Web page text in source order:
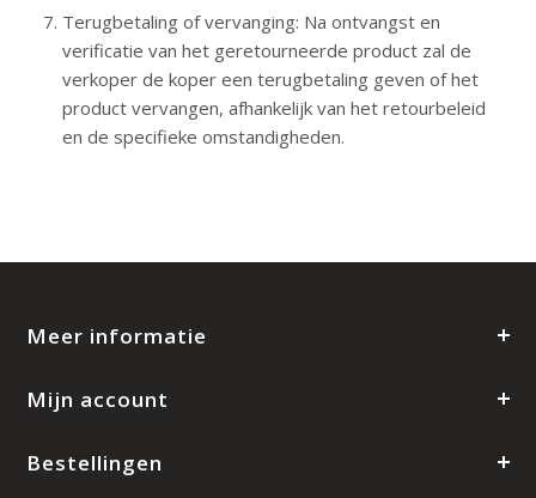
Terugbetaling of vervanging: Na ontvangst en
verificatie van het geretourneerde product zal de
verkoper de koper een terugbetaling geven of het
product vervangen, afhankelijk van het retourbeleid
en de specifieke omstandigheden.
Meer informatie
Mijn account
Bestellingen